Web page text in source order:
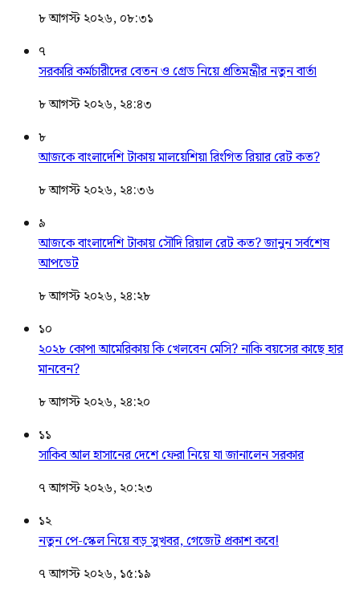
৮ আগস্ট ২০২৬, ০৮:৩১
৭
সরকারি কর্মচারীদের বেতন ও গ্রেড নিয়ে প্রতিমন্ত্রীর নতুন বার্তা
৮ আগস্ট ২০২৬, ২৪:৪৩
৮
আজকে বাংলাদেশি টাকায় মালয়েশিয়া রিংগিত রিয়ার রেট কত?
৮ আগস্ট ২০২৬, ২৪:৩৬
৯
আজকে বাংলাদেশি টাকায় সৌদি রিয়াল রেট কত? জানুন সর্বশেষ
আপডেট
৮ আগস্ট ২০২৬, ২৪:২৮
১০
২০২৮ কোপা আমেরিকায় কি খেলবেন মেসি? নাকি বয়সের কাছে হার
মানবেন?
৮ আগস্ট ২০২৬, ২৪:২০
১১
সাকিব আল হাসানের দেশে ফেরা নিয়ে যা জানালেন সরকার
৭ আগস্ট ২০২৬, ২০:২৩
১২
নতুন পে-স্কেল নিয়ে বড় সুখবর, গেজেট প্রকাশ কবে!
৭ আগস্ট ২০২৬, ১৫:১৯